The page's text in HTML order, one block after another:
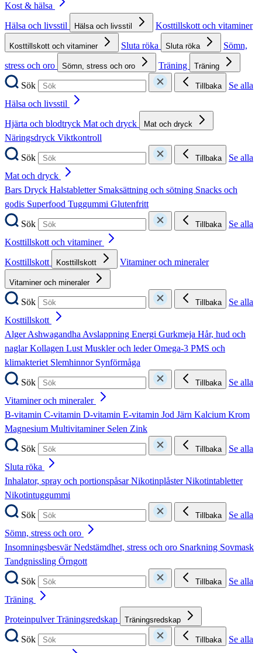
Kost & hälsa
Hälsa och livsstil
Hälsa och livsstil Kosttillskott och vitaminer
Kosttillskott och vitaminer Sluta röka Sluta röka
Sömn,
stress och oro
Sömn, stress och oro Träning Träning
Sök Tillbaka
Se alla
Hälsa och livsstil
Hjärta och blodtryck Mat och dryck Mat och dryck
Näringsdryck Viktkontroll
Sök
Tillbaka
Se alla
Mat och dryck
Bars Dryck Halstabletter Smaksättning och sötning Snacks och
godis Superfood Tuggummi Glutenfritt
Sök
Tillbaka
Se alla
Kosttillskott och vitaminer
Kosttillskott
Kosttillskott Vitaminer och mineraler
Vitaminer och mineraler
Sök Tillbaka
Se alla
Kosttillskott
AlgerAshwagandhaAvslappning Energi Gurkmeja Hår, hud och
naglarKollagen LustMuskler och lederOmega-3 PMS och
klimakteriet Slemhinnor Synförmåga
Sök
Tillbaka
Se alla
Vitaminer och mineraler
B-vitamin C-vitamin D-vitamin E-vitamin Jod Järn Kalcium Krom
Magnesium Multivitaminer Selen Zink
Sök
Tillbaka
Se alla
Sluta röka
Inhalator, spray och portionspåsarNikotinplåsterNikotintabletter
Nikotintuggummi
Sök
Tillbaka
Se alla
Sömn, stress och oro
InsomningsbesvärNedstämdhet, stress och oro Snarkning Sovmask
Tandgnissling Örngott
Sök
Tillbaka
Se alla
Träning
ProteinpulverTräningsredskap Träningsredskap
Sök Tillbaka
Se alla